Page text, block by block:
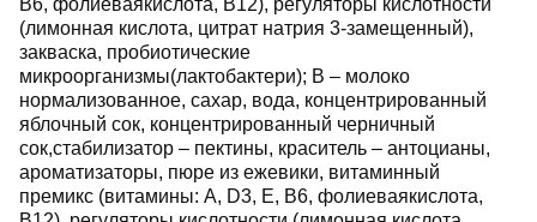
В6, фолиеваякислота, В12), регуляторы кислотности
(лимонная кислота, цитрат натрия 3-замещенный),
закваска, пробиотические
микроорганизмы(лактобактери); В – молоко
нормализованное, сахар, вода, концентрированный
яблочный сок, концентрированный черничный
сок,стабилизатор – пектины, краситель – антоцианы,
ароматизаторы, пюре из ежевики, витаминный
премикс (витамины: А, D3, Е, В6, фолиеваякислота,